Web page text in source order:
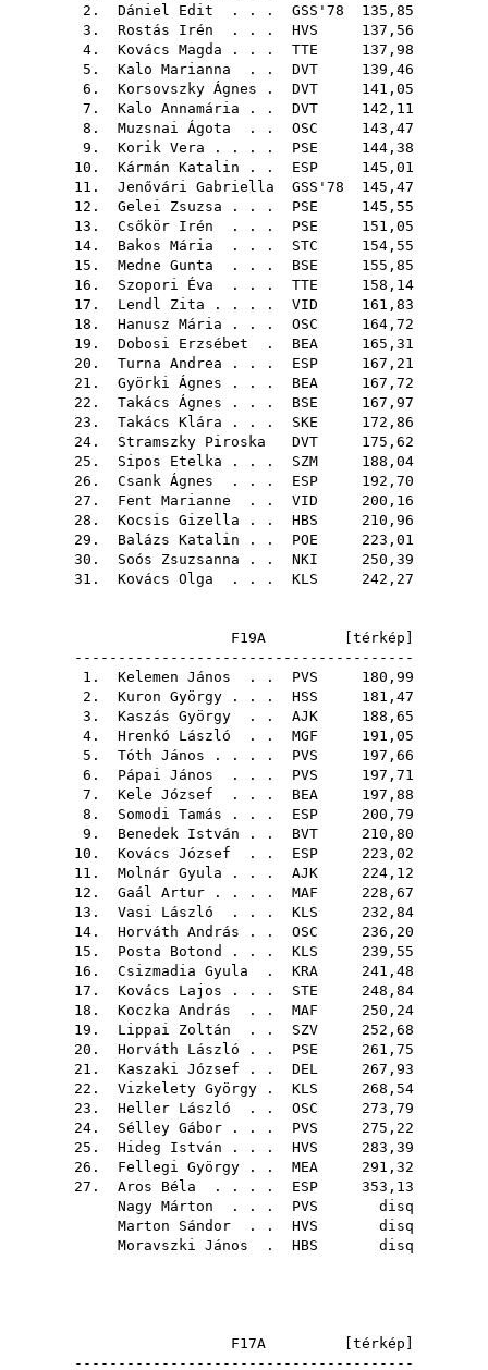
2. Dániel Edit . . . GSS'78 135,85
3. Rostás Irén . . . HVS 137,56
4. Kovács Magda . . . TTE 137,98
5. Kalo Marianna . . DVT 139,46
6. Korsovszky Ágnes . DVT 141,05
7. Kalo Annamária . . DVT 142,11
8. Muzsnai Ágota . . OSC 143,47
9. Korik Vera . . . . PSE 144,38
10. Kármán Katalin . . ESP 145,01
11. Jenővári Gabriella GSS'78 145,47
12. Gelei Zsuzsa . . . PSE 145,55
13. Csőkör Irén . . . PSE 151,05
14. Bakos Mária . . . STC 154,55
15. Medne Gunta . . . BSE 155,85
16. Szopori Éva . . . TTE 158,14
17. Lendl Zita . . . . VID 161,83
18. Hanusz Mária . . . OSC 164,72
19. Dobosi Erzsébet . BEA 165,31
20. Turna Andrea . . . ESP 167,21
21. Györki Ágnes . . . BEA 167,72
22. Takács Ágnes . . . BSE 167,97
23. Takács Klára . . . SKE 172,86
24. Stramszky Piroska DVT 175,62
25. Sipos Etelka . . . SZM 188,04
26. Csank Ágnes . . . ESP 192,70
27. Fent Marianne . . VID 200,16
28. Kocsis Gizella . . HBS 210,96
29. Balázs Katalin . . POE 223,01
30. Soós Zsuzsanna . . NKI 250,39
31. Kovács Olga . . . KLS 242,27
F19A [ térkép
---------------------------------------
1. Kelemen János . . PVS 180,99
2. Kuron György . . . HSS 181,47
3. Kaszás György . . AJK 188,65
4. Hrenkó László . . MGF 191,05
5. Tóth János . . . . PVS 197,66
6. Pápai János . . . PVS 197,71
7. Kele József . . . BEA 197,88
8. Somodi Tamás . . . ESP 200,79
9. Benedek István . . BVT 210,80
10. Kovács József . . ESP 223,02
11. Molnár Gyula . . . AJK 224,12
12. Gaál Artur . . . . MAF 228,67
13. Vasi László . . . KLS 232,84
14. Horváth András . . OSC 236,20
15. Posta Botond . . . KLS 239,55
16. Csizmadia Gyula . KRA 241,48
17. Kovács Lajos . . . STE 248,84
18. Koczka András . . MAF 250,24
19. Lippai Zoltán . . SZV 252,68
20. Horváth László . . PSE 261,75
21. Kaszaki József . . DEL 267,93
22. Vizkelety György . KLS 268,54
23. Heller László . . OSC 273,79
24. Sélley Gábor . . . PVS 275,22
25. Hideg István . . . HVS 283,39
26. Fellegi György . . MEA 291,32
27. Aros Béla . . . . ESP 353,13
Nagy Márton . . . PVS disq
Marton Sándor . . HVS disq
Moravszki János . HBS disq
F17A [ térkép
---------------------------------------